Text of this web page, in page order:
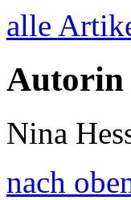
alle
Autorin
Nina
nach